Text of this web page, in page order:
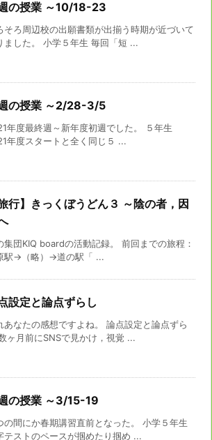
の授業 ～10/18-23
そろ周辺校の出願書類が出揃う時期が近づいて
ました。 小学５年生 毎回「短 ...
の授業 ～2/28-3/5
年度最終週～新年度初週でした。 ５年生
年度スタートと全く同じ５ ...
旅行】きっくぼうどん３ ～陰の者，因
集団KIQ boardの活動記録。 前回までの旅程：
駅→（略）→道の駅「 ...
設定と論点ずらし
あなたの感想ですよね。 論点設定と論点ずら
ヶ月前にSNSで見かけ，視覚 ...
の授業 ～3/15-19
の間にか春期講習直前となった。 小学５年生
テストのペースが掴めたり掴め ...